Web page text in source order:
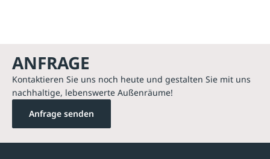
ANFRAGE
Kontaktieren Sie uns noch heute und gestalten Sie mit uns
nachhaltige, lebenswerte Außenräume!
Anfrage senden